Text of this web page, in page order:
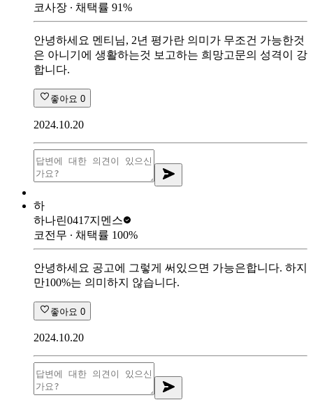
코사장 ∙ 채택률 91%
안녕하세요 멘티님, 2년 평가란 의미가 무조건 가능한것
은 아니기에 생활하는것 보고하는 희망고문의 성격이 강
합니다.
좋아요 0
2024.10.20
하
하나린0417지멘스
코전무 ∙ 채택률 100%
안녕하세요 공고에 그렇게 써있으면 가능은합니다. 하지
만100%는 의미하지 않습니다.
좋아요 0
2024.10.20